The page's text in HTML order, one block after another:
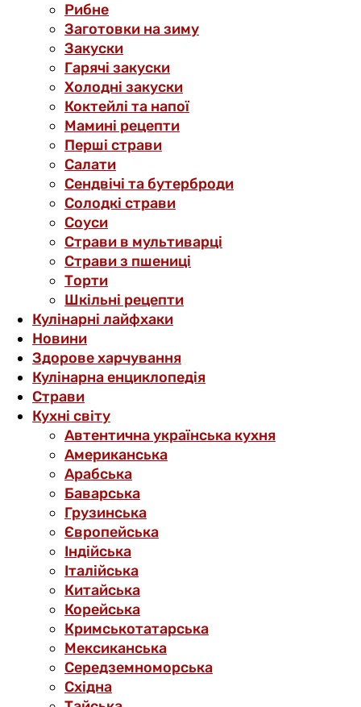
Рибне
Заготовки на зиму
Закуски
Гарячі закуски
Холодні закуски
Коктейлі та напої
Мамині рецепти
Перші страви
Салати
Сендвічі та бутерброди
Солодкі страви
Соуси
Страви в мультиварці
Страви з пшениці
Торти
Шкільні рецепти
Кулінарні лайфхаки
Новини
Здорове харчування
Кулінарна енциклопедія
Страви
Кухні світу
Автентична українська кухня
Американська
Арабська
Баварська
Грузинська
Європейська
Індійська
Італійська
Китайська
Корейська
Кримськотатарська
Мексиканська
Середземноморська
Східна